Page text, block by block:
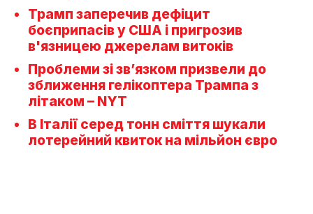
Трамп заперечив дефіцит
боєприпасів у США і пригрозив
в'язницею джерелам витоків
Проблеми зі зв’язком призвели до
зближення гелікоптера Трампа з
літаком – NYT
В Італії серед тонн сміття шукали
лотерейний квиток на мільйон євро